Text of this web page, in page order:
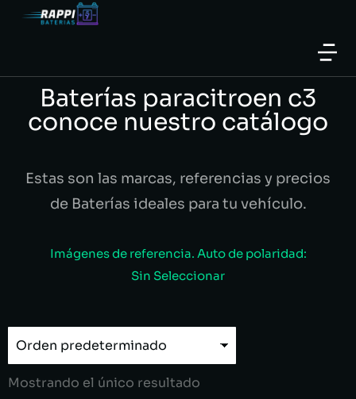
Baterías paracitroen c3
conoce nuestro catálogo
Estas son las marcas, referencias y precios
de Baterías ideales para tu vehículo.
Imágenes de referencia. Auto de polaridad:
Sin Seleccionar
Mostrando el único resultado